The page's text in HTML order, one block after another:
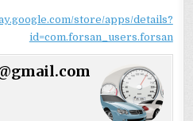
store/apps/details?
id=com.forsan_users.forsan